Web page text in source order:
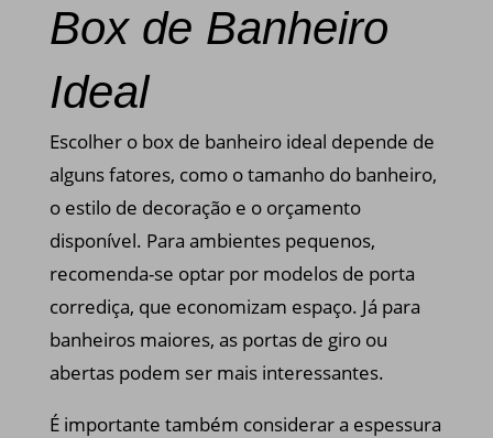
Box de Banheiro
Ideal
Escolher o box de banheiro ideal depende de
alguns fatores, como o tamanho do banheiro,
o estilo de decoração e o orçamento
disponível. Para ambientes pequenos,
recomenda-se optar por modelos de porta
corrediça, que economizam espaço. Já para
banheiros maiores, as portas de giro ou
abertas podem ser mais interessantes.
É importante também considerar a espessura